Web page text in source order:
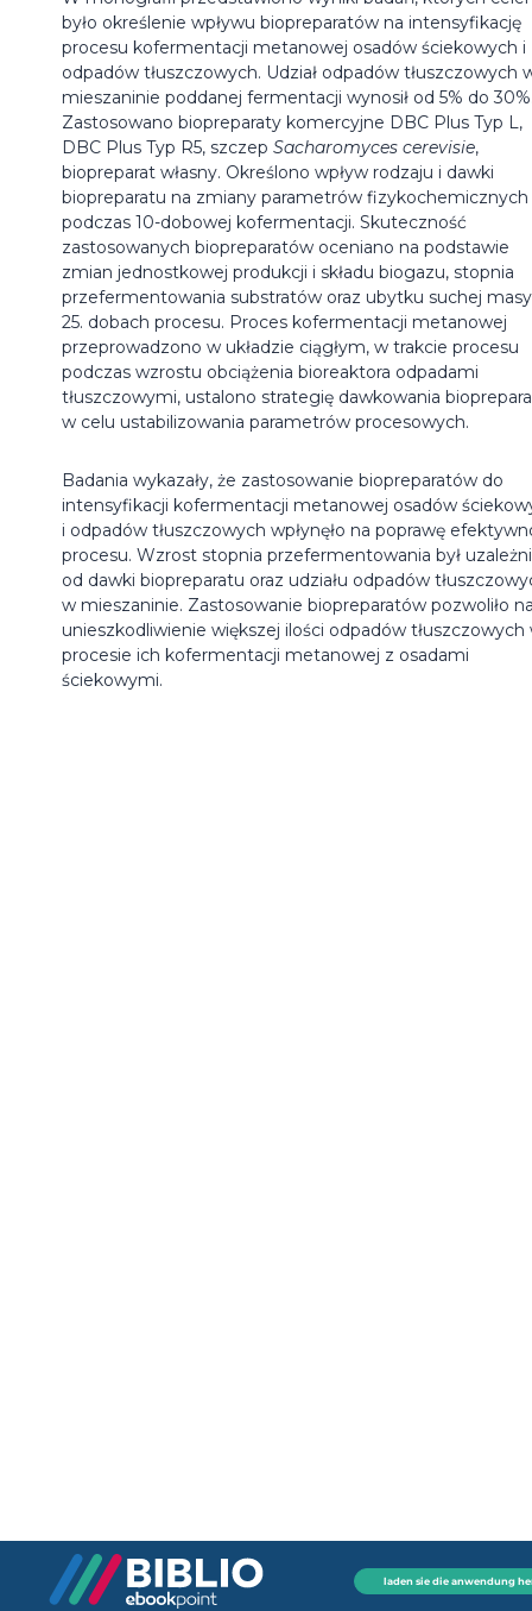
było określenie wpływu biopreparatów na intensyfikację
procesu kofermentacji metanowej osadów ściekowych i
odpadów tłuszczowych. Udział odpadów tłuszczowych
mieszaninie poddanej fermentacji wynosił od 5% do
Zastosowano biopreparaty komercyjne DBC Plus Typ L,
DBC Plus Typ R5, szczep Sacharomyces cerevisie,
biopreparat własny. Określono wpływ rodzaju i dawki
biopreparatu na zmiany parametrów fizykochemicznych
podczas 10-dobowej kofermentacji. Skuteczność
zastosowanych biopreparatów oceniano na podstawie
zmian jednostkowej produkcji i składu biogazu, stopnia
przefermentowania substratów oraz ubytku suchej
25. dobach procesu. Proces kofermentacji metanowej
przeprowadzono w układzie ciągłym, w trakcie procesu
podczas wzrostu obciążenia bioreaktora odpadami
tłuszczowymi, ustalono strategię dawkowania
w celu ustabilizowania parametrów procesowych.
Badania wykazały, że zastosowanie biopreparatów do
intensyfikacji kofermentacji metanowej osadów
i odpadów tłuszczowych wpłynęło na poprawę
procesu. Wzrost stopnia przefermentowania był
od dawki biopreparatu oraz udziału odpadów
w mieszaninie. Zastosowanie biopreparatów pozwoliło
unieszkodliwienie większej ilości odpadów tłuszczowych
procesie ich kofermentacji metanowej z osadami
ściekowymi.
laden sie die anwendung